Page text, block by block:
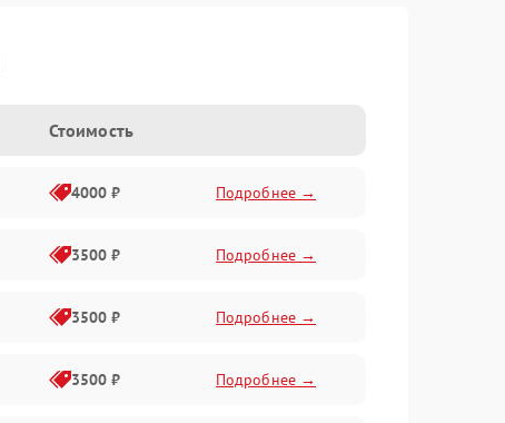
Стоимость
4000 ₽ Подробнее →
3500 ₽ Подробнее →
3500 ₽ Подробнее →
3500 ₽ Подробнее →